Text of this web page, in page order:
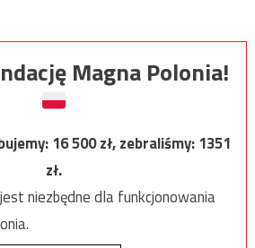
Magna Polonia!
16 500zł, zebraliśmy:1351
zł.
niezbędne dla funkcjonowania